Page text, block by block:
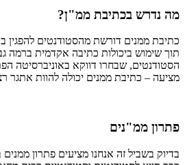
מה נדרש בכתיבת ממ"ן?
כתיבת ממנים דורשת מהסטודנטים להפגין
תוך שימוש ביכולות כתיבה אקדמית ברמה
הסטודנטים, שבחרו דווקא באוניברסיטה
מציעה – כתיבת ממנים יכולה להוות אתגר
פתרון ממ"נים
בדיוק בשביל זה אנחנו מציעים פתרון